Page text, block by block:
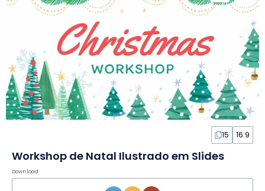
15 16:9
Workshop de Natal Ilustrado em Slides
Download